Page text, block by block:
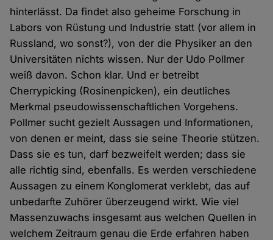
hinterlässt. Da findet also geheime Forschung in
Labors von Rüstung und Industrie statt (vor allem in
Russland, wo sonst?), von der die Physiker an den
Universitäten nichts wissen. Nur der Udo Pollmer
weiß davon. Schon klar. Und er betreibt
Cherrypicking (Rosinenpicken), ein deutliches
Merkmal pseudowissenschaftlichen Vorgehens.
Pollmer sucht gezielt Aussagen und Informationen,
von denen er meint, dass sie seine Theorie stützen.
Dass sie es tun, darf bezweifelt werden; dass sie
alle richtig sind, ebenfalls. Es werden verschiedene
Aussagen zu einem Konglomerat verklebt, das auf
unbedarfte Zuhörer überzeugend wirkt. Wie viel
Massenzuwachs insgesamt aus welchen Quellen in
welchem Zeitraum genau die Erde erfahren haben